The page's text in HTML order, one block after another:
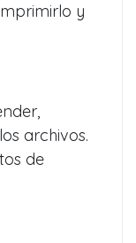
y
archivos.
de